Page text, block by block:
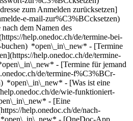
zum Anmelden zurücksetzen]
e-mail-zur%C3%BCcksetzen)
dem Namen des
help.onedoc.ch/de/termine-bei-
buchen) *open\_in\_new* - [Termine
help.onedoc.ch/de/termine-
- [Termine für jemand
de/termine-f%C3%BCr-
*open\_in\_new* - [Was ist eine
de/wie-funktioniert-
- [Eine
help.onedoc.ch/de/nach-
- [OneDoc-App